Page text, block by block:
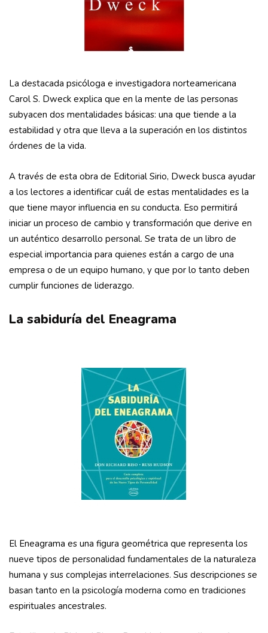
La destacada psicóloga e investigadora norteamericana
Carol S. Dweck explica que en la mente de las personas
subyacen dos mentalidades básicas: una que tiende a la
estabilidad y otra que lleva a la superación en los distintos
órdenes de la vida.
A través de esta obra de Editorial Sirio, Dweck busca ayudar
a los lectores a identificar cuál de estas mentalidades es la
que tiene mayor influencia en su conducta. Eso permitirá
iniciar un proceso de cambio y transformación que derive en
un auténtico desarrollo personal. Se trata de un libro de
especial importancia para quienes están a cargo de una
empresa o de un equipo humano, y que por lo tanto deben
cumplir funciones de liderazgo.
La sabiduría del Eneagrama
El Eneagrama es una figura geométrica que representa los
nueve tipos de personalidad fundamentales de la naturaleza
humana y sus complejas interrelaciones. Sus descripciones se
basan tanto en la psicología moderna como en tradiciones
espirituales ancestrales.